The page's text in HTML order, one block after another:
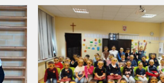
Sporto
šventė
,,Būkime
fiziškai
aktyvūs”